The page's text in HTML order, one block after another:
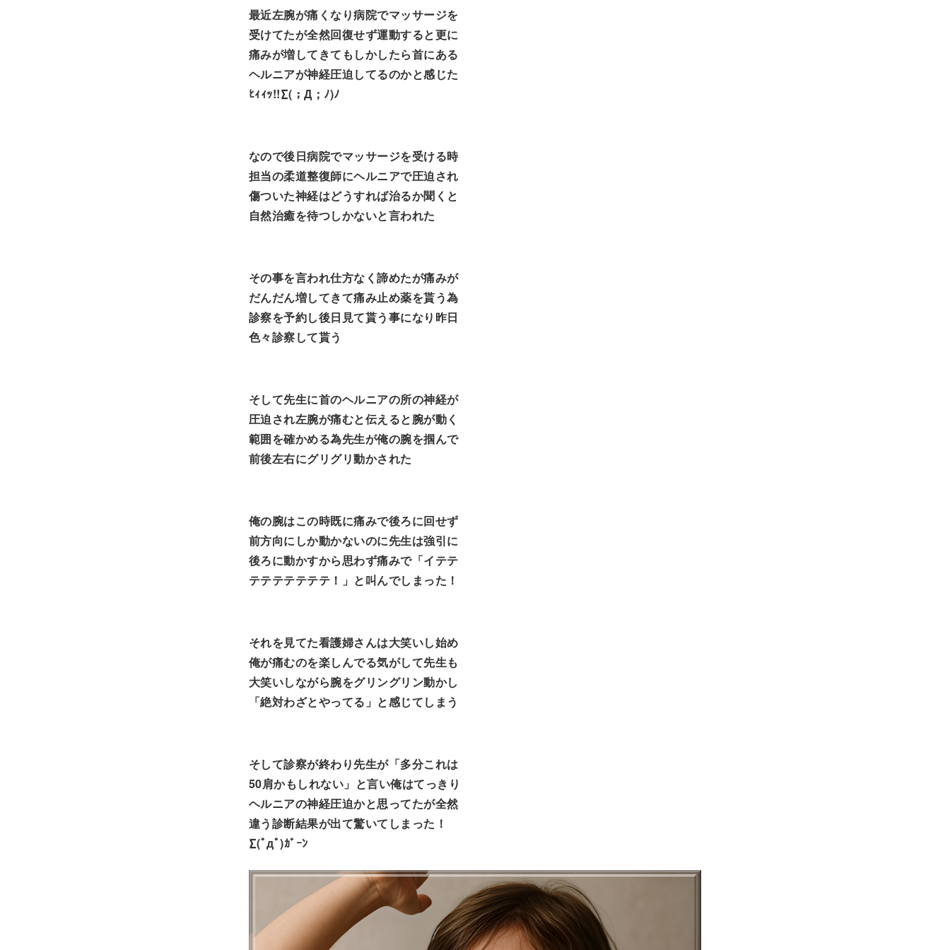
最近左腕が痛くなり病院でマッサージを
受けてたが全然回復せず運動すると更に
痛みが増してきてもしかしたら首にある
ヘルニアが神経圧迫してるのかと感じた
ﾋｨｨｯ!!∑(；Д；ﾉ)ﾉ
なので後日病院でマッサージを受ける時
担当の柔道整復師にヘルニアで圧迫され
傷ついた神経はどうすれば治るか聞くと
自然治癒を待つしかないと言われた
その事を言われ仕方なく諦めたが痛みが
だんだん増してきて痛み止め薬を貰う為
診察を予約し後日見て貰う事になり昨日
色々診察して貰う
そして先生に首のヘルニアの所の神経が
圧迫され左腕が痛むと伝えると腕が動く
範囲を確かめる為先生が俺の腕を掴んで
前後左右にグリグリ動かされた
俺の腕はこの時既に痛みで後ろに回せず
前方向にしか動かないのに先生は強引に
後ろに動かすから思わず痛みで「イテテ
テテテテテテテ！」と叫んでしまった！
それを見てた看護婦さんは大笑いし始め
俺が痛むのを楽しんでる気がして先生も
大笑いしながら腕をグリングリン動かし
「絶対わざとやってる」と感じてしまう
そして診察が終わり先生が「多分これは
50肩かもしれない」と言い俺はてっきり
ヘルニアの神経圧迫かと思ってたが全然
違う診断結果が出て驚いてしまった！
∑(ﾟдﾟ)ｶﾞｰﾝ